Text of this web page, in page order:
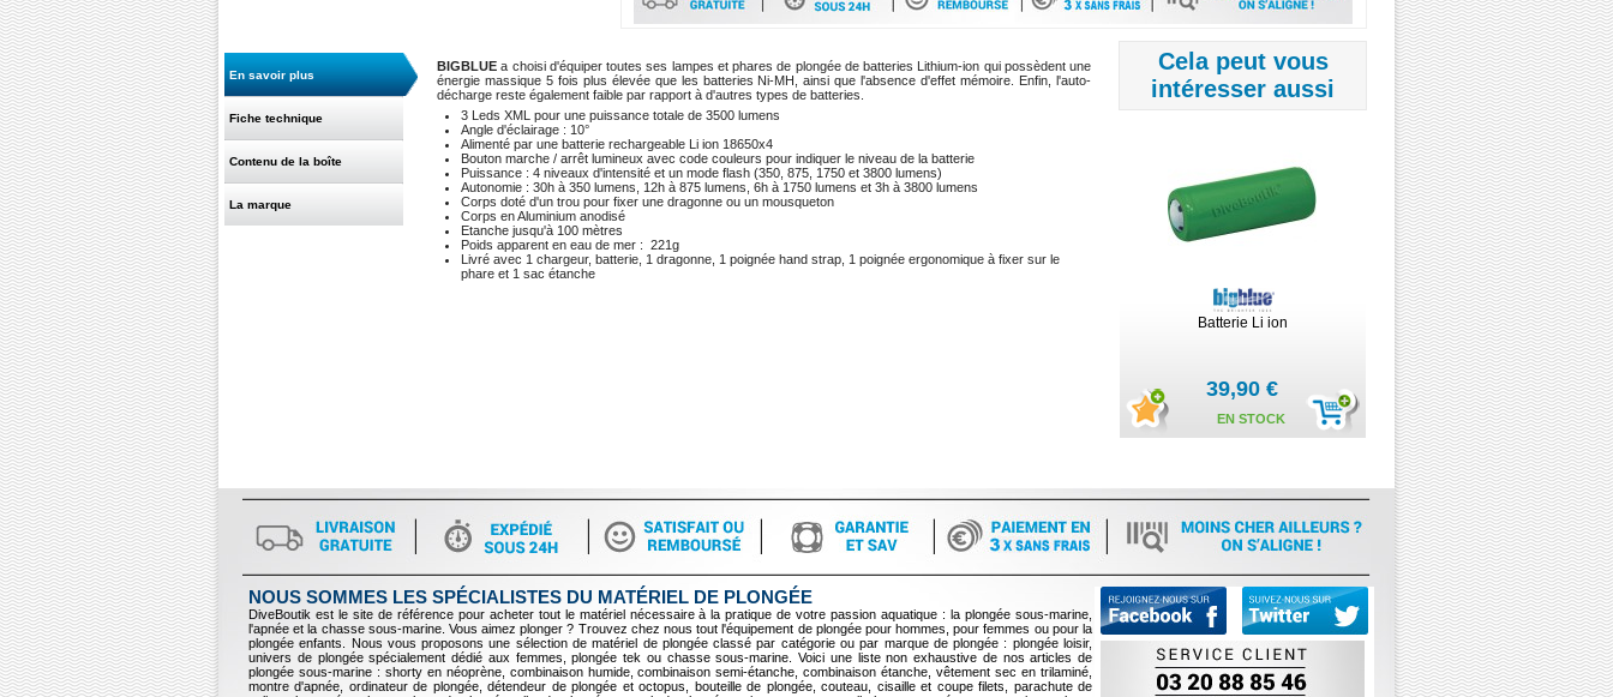
En savoir plus
Fiche technique
Contenu de la boîte
La marque
BIGBLUE a choisi d'équiper toutes ses lampes et phares de plongée de batteries Lithium-ion qui possèdent une
énergie massique 5 fois plus élevée que les batteries Ni-MH, ainsi que l'absence d'effet mémoire. Enfin, l'auto-
décharge reste également faible par rapport à d'autres types de batteries.
3 Leds XML pour une puissance totale de 3500 lumens
Angle d'éclairage : 10°
Alimenté par une batterie rechargeable Li ion 18650x4
Bouton marche / arrêt lumineux avec code couleurs pour indiquer le niveau de la batterie
Puissance : 4 niveaux d'intensité et un mode flash (350, 875, 1750 et 3800 lumens)
Autonomie : 30h à 350 lumens, 12h à 875 lumens, 6h à 1750 lumens et 3h à 3800 lumens
Corps doté d'un trou pour fixer une dragonne ou un mousqueton
Corps en Aluminium anodisé
Etanche jusqu'à 100 mètres
Poids apparent en eau de mer : 221g
Livré avec 1 chargeur, batterie, 1 dragonne, 1 poignée hand strap, 1 poignée ergonomique à fixer sur le
phare et 1 sac étanche
Cela peut vous
intéresser aussi
Batterie Li ion
39,90 €
EN STOCK
NOUS SOMMES LES SPÉCIALISTES DU MATÉRIEL DE PLONGÉE
DiveBoutik est le site de référence pour acheter tout le matériel nécessaire à la pratique de votre passion aquatique : la plongée sous-marine,
l'apnée et la chasse sous-marine. Vous aimez plonger ? Trouvez chez nous tout l'équipement de plongée pour hommes, pour femmes ou pour la
plongée enfants. Nous vous proposons une sélection de matériel de plongée classé par catégorie ou par marque de plongée : plongée loisir,
univers de plongée spécialement dédié aux femmes, plongée tek ou chasse sous-marine. Voici une liste non exhaustive de nos articles de
plongée sous-marine : shorty en néoprène, combinaison humide, combinaison semi-étanche, combinaison étanche, vêtement sec en trilaminé,
montre d'apnée, ordinateur de plongée, détendeur de plongée et octopus, bouteille de plongée, couteau, cisaille et coupe filets, parachute de